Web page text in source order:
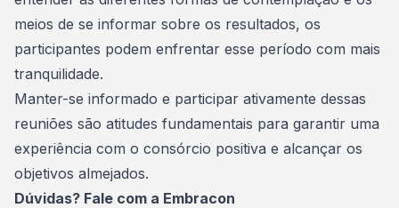
meios de se informar sobre os resultados, os
participantes podem enfrentar esse período com mais
tranquilidade.
Manter-se informado e participar ativamente dessas
reuniões são atitudes fundamentais para garantir uma
experiência com o consórcio positiva e alcançar os
objetivos almejados.
Dúvidas? Fale com a Embracon